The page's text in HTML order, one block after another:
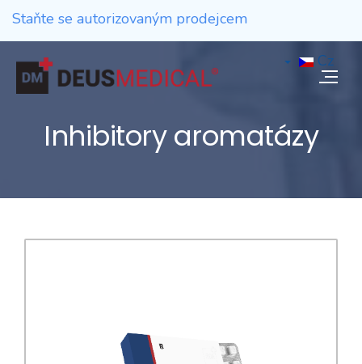
Staňte se autorizovaným prodejcem
Cz
Inhibitory aromatázy